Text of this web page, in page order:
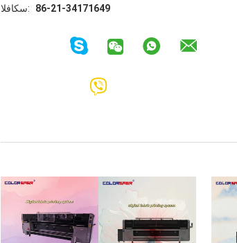
الفاكس:
86-21-34171649